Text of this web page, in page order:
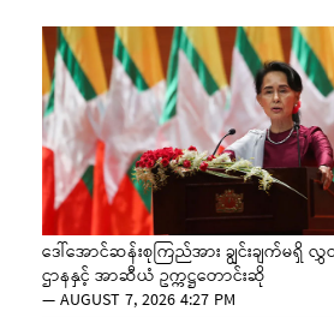
ဒေါ်အောင်ဆန်းစုကြည်အား ချွင်းချက်မရှိ လွှတ်
ဌာနနှင့် အာဆီယံ ဥက္ကဋ္ဌတောင်းဆို
—AUGUST 7, 2026 4:27 PM